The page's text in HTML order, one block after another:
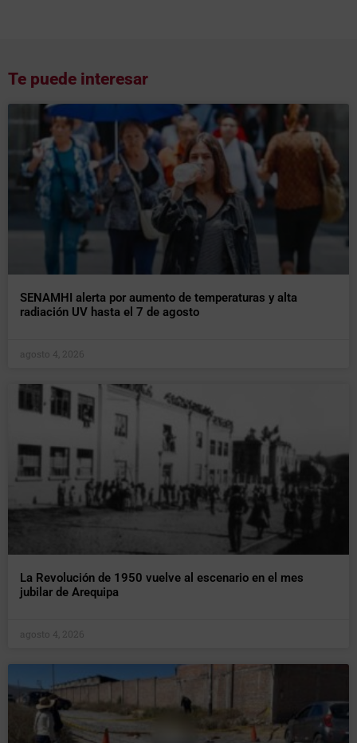
Te puede interesar
SENAMHI alerta por aumento de temperaturas y alta
radiación UV hasta el 7 de agosto
agosto 4, 2026
La Revolución de 1950 vuelve al escenario en el mes
jubilar de Arequipa
agosto 4, 2026